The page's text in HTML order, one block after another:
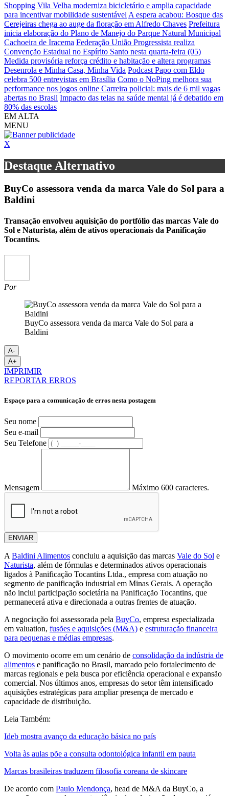
Shopping Vila Velha moderniza bicicletário e amplia capacidade
para incentivar mobilidade sustentável A espera acabou: Bosque das
Cerejeiras chega ao auge da floração em Alfredo Chaves Prefeitura
inicia elaboração do Plano de Manejo do Parque Natural Municipal
Cachoeira de Iracema Federação União Progressista realiza
Convenção Estadual no Espírito Santo nesta quarta-feira (05)
Medida provisória reforça crédito e habitação e altera programas
Desenrola e Minha Casa, Minha Vida Podcast Papo com Eldo
celebra 500 entrevistas em Brasília Como o NoPing melhora sua
performance nos jogos online Carreira policial: mais de 6 mil vagas
abertas no Brasil Impacto das telas na saúde mental já é debatido em
80% das escolas
EM ALTA
MENU
X
Destaque Alternativo
BuyCo assessora venda da marca Vale do Sol para a
Baldini
Transação envolveu aquisição do portfólio das marcas Vale do
Sol e Naturista, além de ativos operacionais da Panificação
Tocantins.
Por
BuyCo assessora venda da marca Vale do Sol para a
Baldini
A-
A+
IMPRIMIR
REPORTAR ERROS
Espaço para a comunicação de erros nesta postagem
Seu nome
Seu e-mail
Seu Telefone
Mensagem Máximo 600 caracteres.
ENVIAR
A Baldini Alimentos concluiu a aquisição das marcas Vale do Sol e
Naturista, além de fórmulas e determinados ativos operacionais
ligados à Panificação Tocantins Ltda., empresa com atuação no
segmento de panificação industrial em Minas Gerais. A operação
não inclui participação societária na Panificação Tocantins, que
permanecerá ativa e direcionada a outras frentes de atuação.
A negociação foi assessorada pela BuyCo, empresa especializada
em valuation, fusões e aquisições (M&A) e estruturação financeira
para pequenas e médias empresas.
O movimento ocorre em um cenário de consolidação da indústria de
alimentos e panificação no Brasil, marcado pelo fortalecimento de
marcas regionais e pela busca por eficiência operacional e expansão
comercial. Nos últimos anos, empresas do setor têm intensificado
aquisições estratégicas para ampliar presença de mercado e
capacidade de distribuição.
Leia Também:
Ideb mostra avanço da educação básica no país
Volta às aulas põe a consulta odontológica infantil em pauta
Marcas brasileiras traduzem filosofia coreana de skincare
De acordo com Paulo Mendonça, head de M&A da BuyCo, a